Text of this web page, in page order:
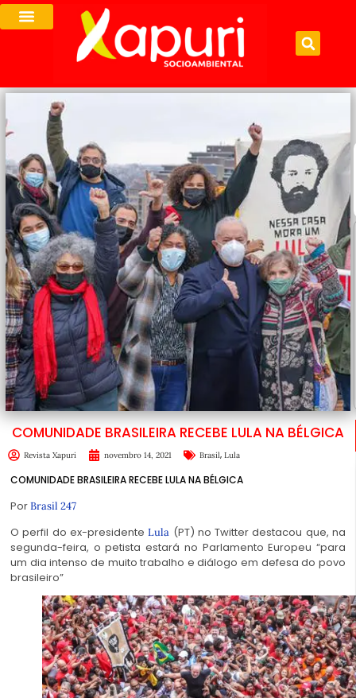
COMUNIDADE BRASILEIRA RECEBE LULA NA BÉLGICA
Revista Xapuri novembro 14, 2021 Brasil, Lula
COMUNIDADE BRASILEIRA RECEBE LULA NA BÉLGICA
PorBrasil 247
O perfil do ex-presidenteLula (PT) no Twitter destacou que, na
segunda-feira, o petista estará no Parlamento Europeu “para
um dia intenso de muito trabalho e diálogo em defesa do povo
brasileiro”